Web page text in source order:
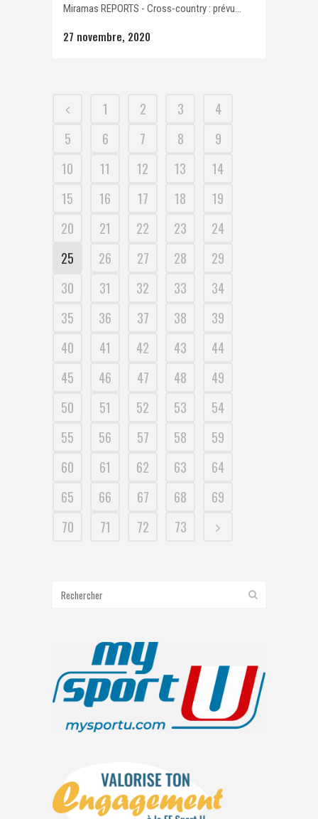
Miramas REPORTS - Cross-country : prévu...
27 novembre, 2020
1 2 3
4
5
6 7 8
9
10
11 12 13
14
15
16 17 18
19
20
21 22 23
24
25
26 27 28
29
30
31 32 33
34
35
36 37 38
39
40
41 42 43
44
45
46 47 48
49
50
51 52 53
54
55
56 57 58
59
60
61 62 63
64
65
66 67 68
69
70
71 72 73